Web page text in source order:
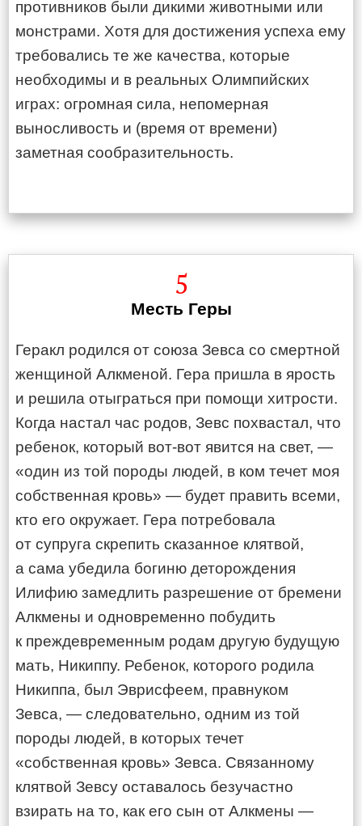
противников были дикими животными или
монстрами. Хотя для достижения успеха ему
требовались те же качества, которые
необходимы и в реальных Олимпийских
играх: огромная сила, непомерная
выносливость и (время от времени)
заметная сообразительность.
5
Месть Геры
Геракл родился от союза Зевса со смертной
женщиной Алкменой. Гера пришла в ярость
и решила отыграться при помощи хитрости.
Когда настал час родов, Зевс похвастал, что
ребенок, который вот-вот явится на свет, —
«один из той породы людей, в ком течет моя
собственная кровь» — будет править всеми,
кто его окружает. Гера потребовала
от супруга скрепить сказанное клятвой,
а сама убедила богиню деторождения
Илифию замедлить разрешение от бремени
Алкмены и одновременно побудить
к преждевременным родам другую будущую
мать, Никиппу. Ребенок, которого родила
Никиппа, был Эврисфеем, правнуком
Зевса, — следовательно, одним из той
породы людей, в которых течет
«собственная кровь» Зевса. Связанному
клятвой Зевсу оставалось безучастно
взирать на то, как его сын от Алкмены —